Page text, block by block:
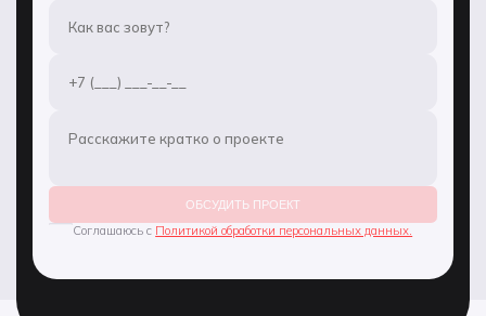
ОБСУДИТЬ ПРОЕКТ
Соглашаюсь с Политикой обработки персональных данных.